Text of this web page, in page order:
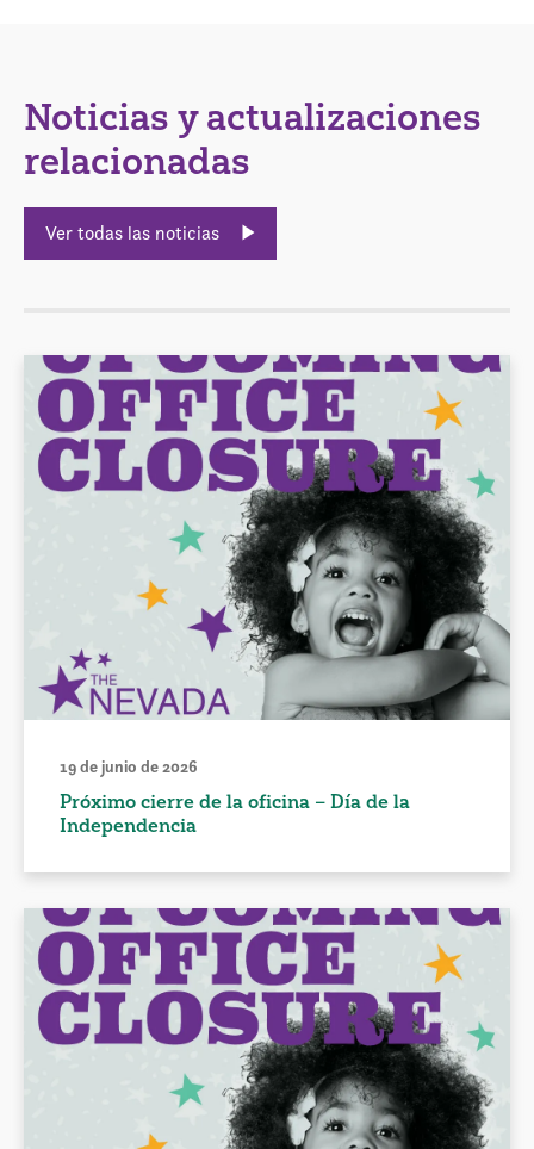
Noticias y actualizaciones
relacionadas
Ver todas las noticias
19 de junio de 2026
Próximo cierre de la oficina – Día de la
Independencia